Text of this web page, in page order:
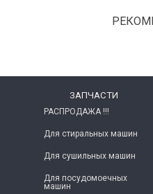
ЗАПЧАСТИ
РАСПРОДАЖА !!!
Для стиральных машин
Для сушильных машин
Для посудомоечных
машин